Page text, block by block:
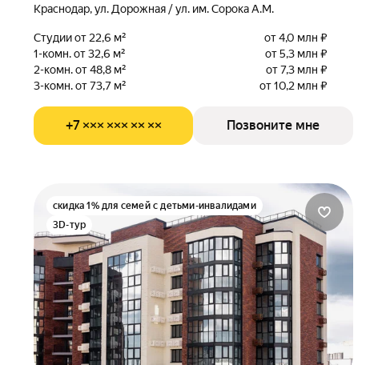
Краснодар, ул. Дорожная / ул. им. Сорока А.М.
Студии от 22,6 м²
от 4,0 млн ₽
1-комн. от 32,6 м²
от 5,3 млн ₽
2-комн. от 48,8 м²
от 7,3 млн ₽
3-комн. от 73,7 м²
от 10,2 млн ₽
+7 ××× ××× ×× ×× Позвоните мне
скидка 1% для семей с детьми-инвалидами
3D-тур